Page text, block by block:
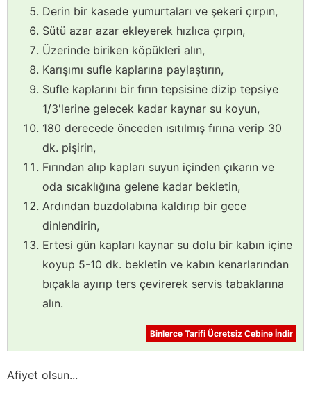
Derin bir kasede yumurtaları ve şekeri çırpın,
Sütü azar azar ekleyerek hızlıca çırpın,
Üzerinde biriken köpükleri alın,
Karışımı sufle kaplarına paylaştırın,
Sufle kaplarını bir fırın tepsisine dizip tepsiye
1/3'lerine gelecek kadar kaynar su koyun,
180 derecede önceden ısıtılmış fırına verip 30
dk. pişirin,
Fırından alıp kapları suyun içinden çıkarın ve
oda sıcaklığına gelene kadar bekletin,
Ardından buzdolabına kaldırıp bir gece
dinlendirin,
Ertesi gün kapları kaynar su dolu bir kabın içine
koyup 5-10 dk. bekletin ve kabın kenarlarından
bıçakla ayırıp ters çevirerek servis tabaklarına
alın.
Binlerce Tarifi Ücretsiz Cebine İndir
Afiyet olsun...